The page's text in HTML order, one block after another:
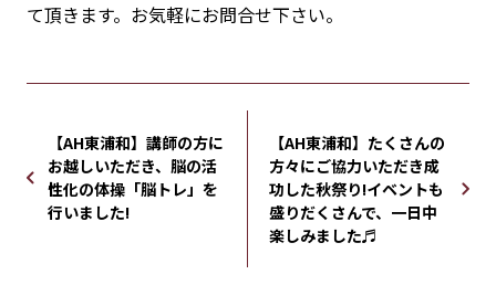
て頂きます。お気軽にお問合せ下さい。
【AH東浦和】講師の方に
お越しいただき、脳の活
性化の体操「脳トレ」を
行いました!
【AH東浦和】たくさんの
方々にご協力いただき成
功した秋祭り!イベントも
盛りだくさんで、一日中
楽しみました♬